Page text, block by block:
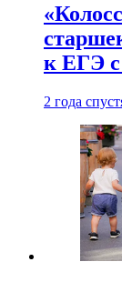
к ЕГЭ с
2 года